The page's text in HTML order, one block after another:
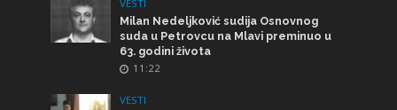
VESTI
Milan Nedeljković sudija Osnovnog
suda u Petrovcu na Mlavi preminuo u
63. godini života
11:22
VESTI